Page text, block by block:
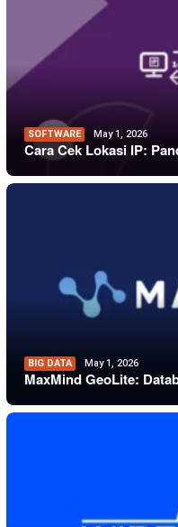
SOFTWARE May 1, 2026
Cara Cek Lokasi IP:
BIG DATA May 1, 2026
MaxMind GeoLite: